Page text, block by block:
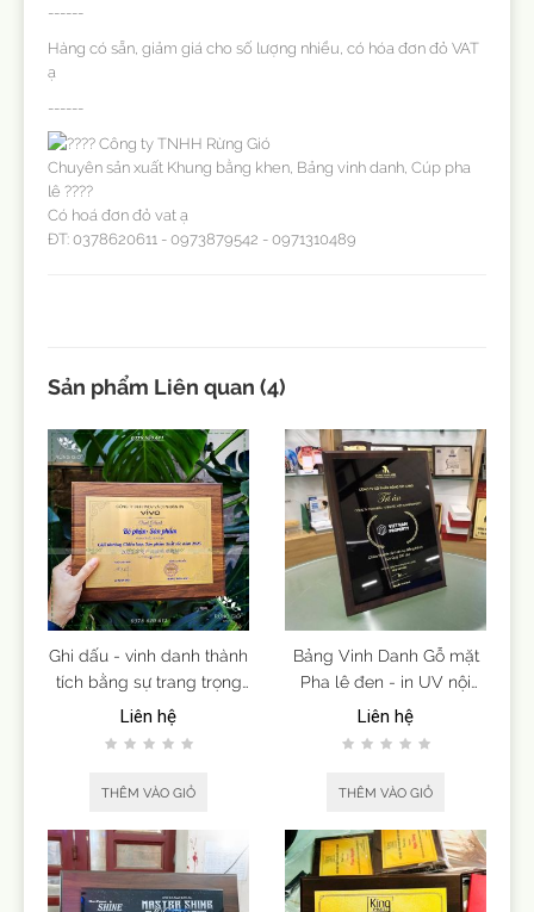
------
Hàng có sẵn, giảm giá cho số lượng nhiều, có hóa đơn đỏ VAT
ạ
------
Công ty TNHH Rừng Gió
Chuyên sản xuất Khung bằng khen, Bảng vinh danh, Cúp pha
lê ????
Có hoá đơn đỏ vat ạ
ĐT: 0378620611 - 0973879542 - 0971310489
Sản phẩm Liên quan (4)
Ghi dấu - vinh danh thành
tích bằng sự trang trọng
và tinh tế.
Liên hệ
THÊM VÀO GIỎ
Bảng Vinh Danh Gỗ mặt
Pha lê đen - in UV nội
dung theo yêu cầu
Liên hệ
THÊM VÀO GIỎ